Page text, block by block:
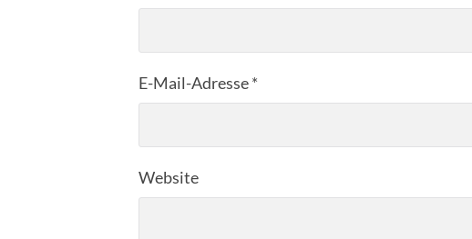
E-Mail-Adresse*
Website